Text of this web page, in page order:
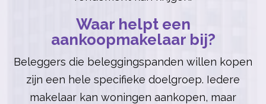
Waar helpt een
aankoopmakelaar bij?
Beleggers die beleggingspanden willen kopen
zijn een hele specifieke doelgroep. Iedere
makelaar kan woningen aankopen, maar